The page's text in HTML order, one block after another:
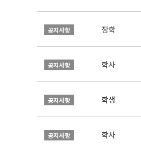
공지사항 장학
공지사항 학사
공지사항 학생
공지사항 학사